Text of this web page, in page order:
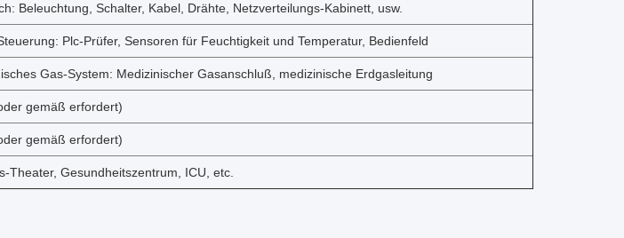
Beleuchtung, Schalter, Kabel, Drähte, Netzverteilungs-Kabinett, usw.
Plc-Prüfer, Sensoren für Feuchtigkeit und Temperatur, Bedienfeld
Gas-System: Medizinischer Gasanschluß, medizinische Erdgasleitung
gemäß erfordert)
gemäß erfordert)
Theater, Gesundheitszentrum, ICU, etc.